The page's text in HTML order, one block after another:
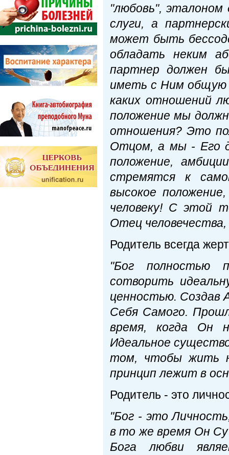
"любовь",
слуги, а
может быть
обладать неким
партнер должен
иметь с Ним общую
каких отношений
положение мы
отношения? Это
Отцом, а мы - Его
положение,
стремятся к
высокое
человеку! С этой
Отец
Родитель всегда
"Бог полностью
сотворить
ценностью. Создав
Себя Самого.
время, когда Он
Идеальное
том, чтобы жить
принцип лежит в
Родитель - это
"Бог - это
в то же время Он
Бога любви